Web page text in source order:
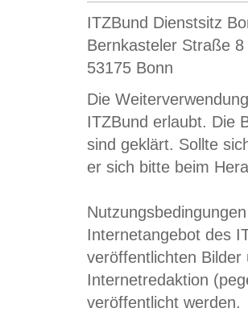
ITZBund Dienstsitz
Bernkasteler Straße 8
53175 Bonn
Die
ITZBund erlaubt. Die
sind geklärt. Sollte
er sich bitte beim
Internetangebot des
veröffentlichten
Internetredaktion
veröffentlicht werden.